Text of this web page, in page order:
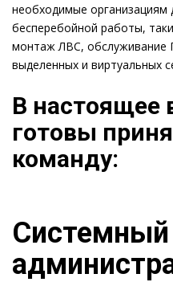
необходимые организациям
бесперебойной работы,
монтаж ЛВС, обслуживание
выделенных и виртуальных
В настоящее
готовы
команду:
Системный